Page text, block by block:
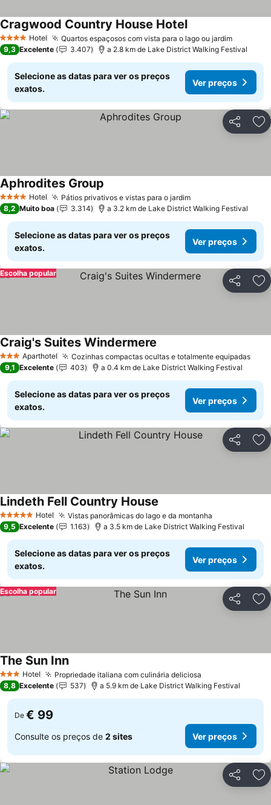
4 EstrelasHotel Quartos espaçosos com vista para o lago ou jardimVer
Cragwood Country House HotelVer preços
9,3 Excelente 3.407 a 2.8 km de Lake District Walking Festival
Selecione as datas para ver os preços
exatos.
Ver preços
Partilhar
4 EstrelasHotel Pátios privativos e vistas para o jardimVer preços
Aphrodites Group
8,2 Muito boa 3.314 a 3.2 km de Lake District Walking Festival
Selecione as datas para ver os preços
exatos.
Ver preços
Partilhar
Escolha popular
3 EstrelasAparthotel Cozinhas compactas ocultas e totalmente equipadasVer
Craig's Suites Windermere
9,1 Excelente 403 a 0.4 km de Lake District Walking Festival
Selecione as datas para ver os preços
exatos.
Ver preços
Partilhar
5 Estrelas Hotel Vistas panorâmicas do lago e da montanha
Lindeth Fell Country House
9,5 Excelente 1.163 a 3.5 km de Lake District Walking Festival
Selecione as datas para ver os preços
exatos.
Ver preços
Partilhar
Escolha popular
3 EstrelasHotel Propriedade italiana com culinária deliciosa
The Sun InnVer preços
8,8 Excelente 537 a 5.9 km de Lake District Walking Festival
De € 99
Consulte os preços de 2 sites Ver preços
Partilhar